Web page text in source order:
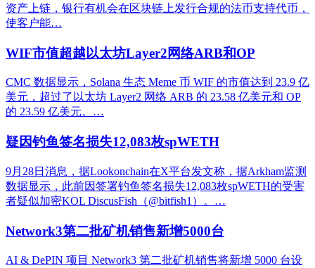
资产上链，银行有机会在区块链上发行合规的法币支持代币，
使客户能…
WIF市值超越以太坊Layer2网络ARB和OP
CMC 数据显示，Solana 生态 Meme 币 WIF 的市值达到 23.9 亿
美元，超过了以太坊 Layer2 网络 ARB 的 23.58 亿美元和 OP
的 23.59 亿美元。…
疑因钓鱼签名损失12,083枚spWETH
9月28日消息，据Lookonchain在X平台发文称，据Arkham监测
数据显示，此前因签署钓鱼签名损失12,083枚spWETH的受害
者疑似加密KOL DiscusFish（@bitfish1）。…
Network3第二批矿机销售新增5000台
AI & DePIN 项目 Network3 第二批矿机销售将新增 5000 台设